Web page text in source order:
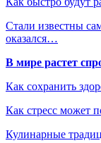
Стали известны
оказался…
В мире растет
Как сохранить
Как стресс может
Кулинарные